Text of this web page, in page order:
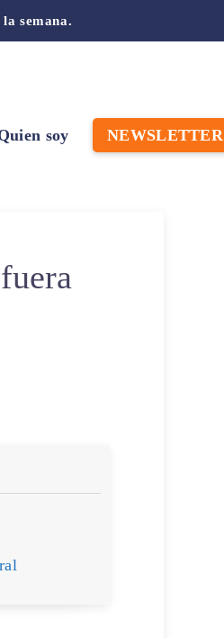
semana.
soy NEWSLETTER